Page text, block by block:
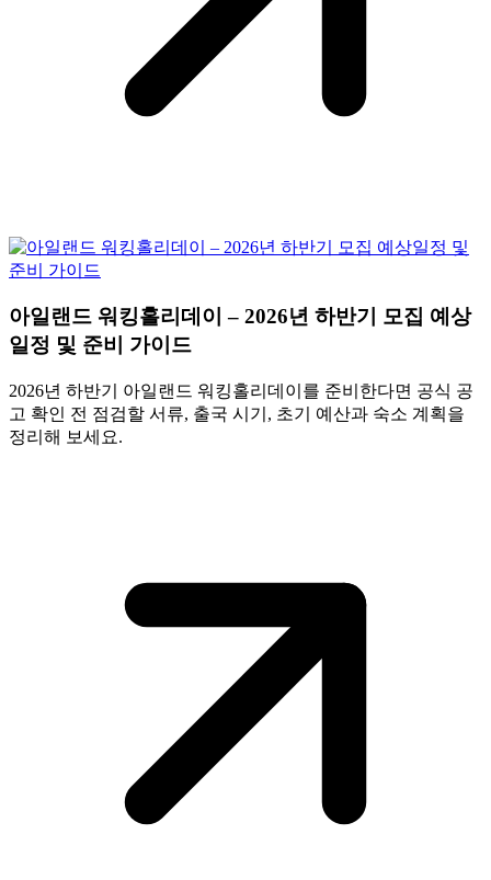
아일랜드 워킹홀리데이 – 2026년 하반기 모집 예상
일정 및 준비 가이드
2026년 하반기 아일랜드 워킹홀리데이를 준비한다면 공식 공
고 확인 전 점검할 서류, 출국 시기, 초기 예산과 숙소 계획을
정리해 보세요.